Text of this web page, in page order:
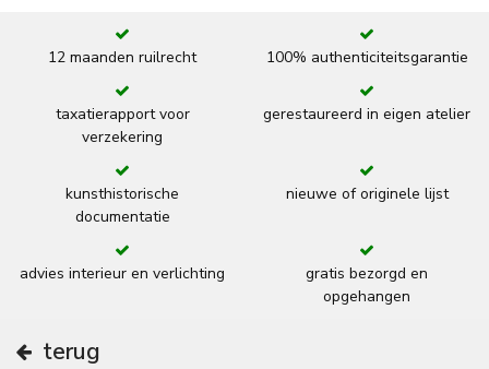
12 maanden ruilrecht 100% authenticiteitsgarantie
taxatierapport voor
verzekering
gerestaureerd in eigen atelier
kunsthistorische
documentatie
nieuwe of originele lijst
advies interieur en verlichting
gratis bezorgd en
opgehangen
terug